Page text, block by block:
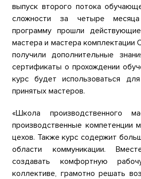
выпуск второго потока
сложности за четыре месяца
программу прошли
мастера и мастера комплектации
получили дополнительные
сертификаты о прохождении
курс будет использоваться
принятых мастеров.
«Школа производственного
производственные компетенции
цехов. Также курс содержит
области коммуникации.
создавать комфортную
коллективе, грамотно решать